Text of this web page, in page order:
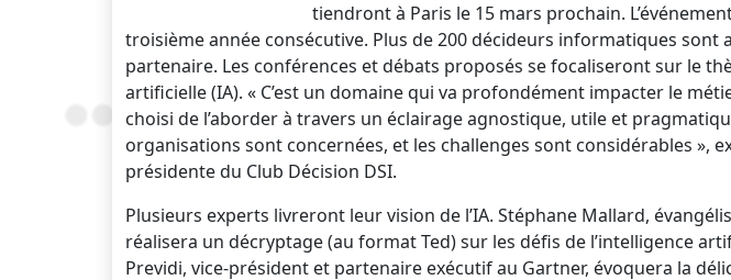
tiendront à Paris le 15 mars prochain.
troisième année consécutive. Plus de 200 décideurs informatiques sont
partenaire. Les conférences et débats proposés se focaliseront sur le
artificielle (IA). « C’est un domaine qui va profondément impacter le
choisi de l’aborder à travers un éclairage agnostique, utile et
organisations sont concernées, et les challenges sont considérables »,
présidente du Club Décision DSI.
Plusieurs experts livreront leur vision de l’IA. Stéphane Mallard,
réalisera un décryptage (au format Ted) sur les défis de l’intelligence
Previdi, vice-président et partenaire exécutif au Gartner, évoquera la